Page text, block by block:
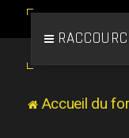
Accueil du